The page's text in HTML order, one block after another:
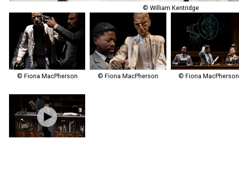
© William Kentridge
© Fiona MacPherson © Fiona MacPherson © Fiona MacPherson